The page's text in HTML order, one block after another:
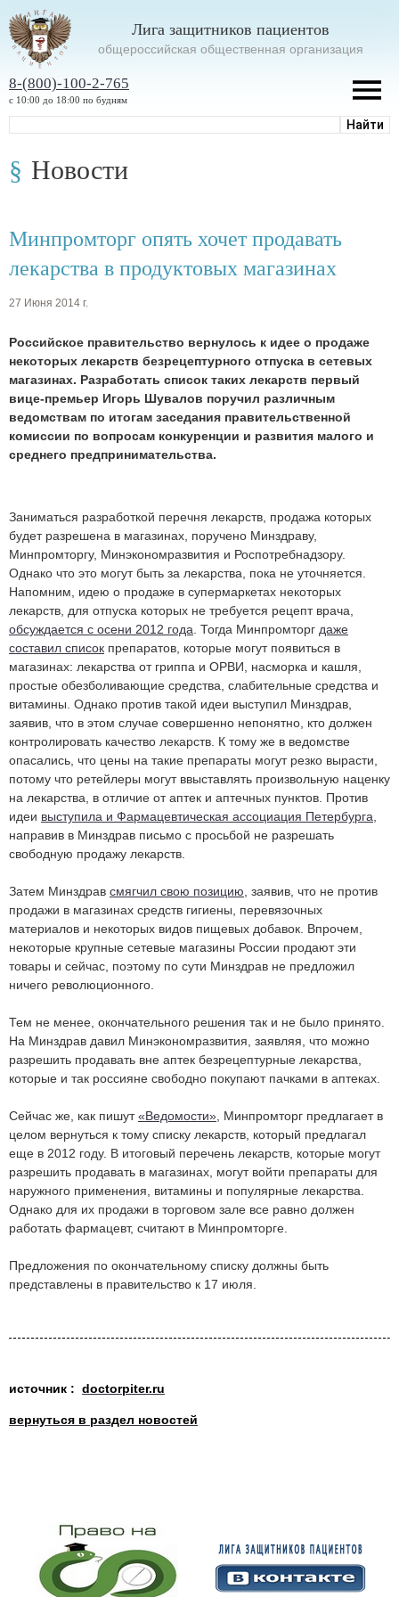
Лига защитников пациентов
oбщероссийская общественная организация
8-(800)-100-2-765
с 10:00 до 18:00 по будням
Новости
Минпромторг опять хочет продавать
лекарства в продуктовых магазинах
27 Июня 2014 г.
Российское правительство вернулось к идее о продаже
некоторых лекарств безрецептурного отпуска в сетевых
магазинах. Разработать список таких лекарств первый
вице-премьер Игорь Шувалов поручил различным
ведомствам по итогам заседания правительственной
комиссии по вопросам конкуренции и развития малого и
среднего предпринимательства.
Заниматься разработкой перечня лекарств, продажа которых
будет разрешена в магазинах, поручено Минздраву,
Минпромторгу, Минэкономразвития и Роспотребнадзору.
Однако что это могут быть за лекарства, пока не уточняется.
Напомним, идею о продаже в супермаркетах некоторых
лекарств, для отпуска которых не требуется рецепт врача,
обсуждается с осени 2012 года . Тогда Минпромторг даже
составил список препаратов, которые могут появиться в
магазинах: лекарства от гриппа и ОРВИ, насморка и кашля,
простые обезболивающие средства, слабительные средства и
витамины. Однако против такой идеи выступил Минздрав,
заявив, что в этом случае совершенно непонятно, кто должен
контролировать качество лекарств. К тому же в ведомстве
опасались, что цены на такие препараты могут резко вырасти,
потому что ретейлеры могут ввыставлять произвольную наценку
на лекарства, в отличие от аптек и аптечных пунктов. Против
идеи выступила и Фармацевтическая ассоциация Петербурга
направив в Минздрав письмо с просьбой не разрешать
свободную продажу лекарств.
Затем Минздрав смягчил свою позицию , заявив, что не против
продажи в магазинах средств гигиены, перевязочных
материалов и некоторых видов пищевых добавок. Впрочем,
некоторые крупные сетевые магазины России продают эти
товары и сейчас, поэтому по сути Минздрав не предложил
ничего революционного.
Тем не менее, окончательного решения так и не было принято.
На Минздрав давил Минэкономразвития, заявляя, что можно
разрешить продавать вне аптек безрецептурные лекарства,
которые и так россияне свободно покупают пачками в аптеках.
Сейчас же, как пишут«Ведомости» , Минпромторг предлагает в
целом вернуться к тому списку лекарств, который предлагал
еще в 2012 году. В итоговый перечень лекарств, которые могут
разрешить продавать в магазинах, могут войти препараты для
наружного применения, витамины и популярные лекарства.
Однако для их продажи в торговом зале все равно должен
работать фармацевт, считают в Минпромторге.
Предложения по окончательному списку должны быть
представлены в правительство к 17 июля.
источник : doctorpiter.ru
вернуться в раздел новостей